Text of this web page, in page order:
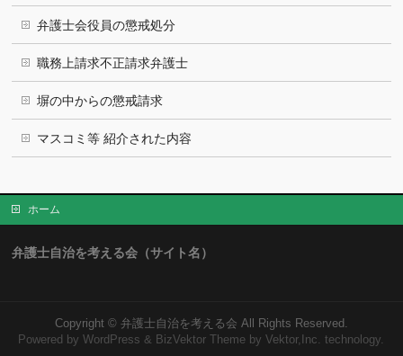
弁護士会役員の懲戒処分
職務上請求不正請求弁護士
塀の中からの懲戒請求
マスコミ等 紹介された内容
ホーム
弁護士自治を考える会（サイト名）
Copyright © 弁護士自治を考える会 All Rights Reserved.
Powered byWordPress & BizVektor Theme by Vektor,Inc. technology.